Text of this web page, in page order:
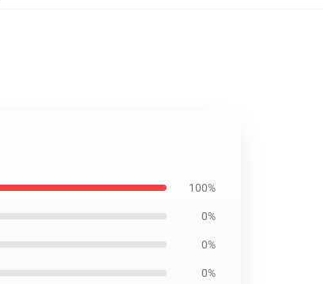
100%
0%
0%
0%